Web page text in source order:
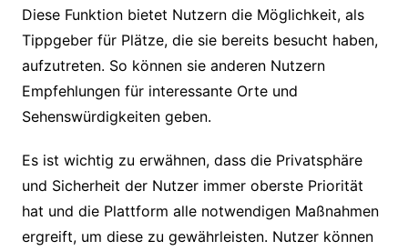
Diese Funktion bietet Nutzern die Möglichkeit, als
Tippgeber für Plätze, die sie bereits besucht haben,
aufzutreten. So können sie anderen Nutzern
Empfehlungen für interessante Orte und
Sehenswürdigkeiten geben.
Es ist wichtig zu erwähnen, dass die Privatsphäre
und Sicherheit der Nutzer immer oberste Priorität
hat und die Plattform alle notwendigen Maßnahmen
ergreift, um diese zu gewährleisten. Nutzer können